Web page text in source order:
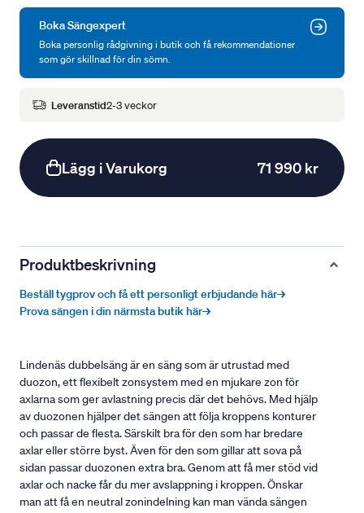
Boka Sängexpert
Boka personlig rådgivning i butik och få rekommendationer
som gör skillnad för din sömn.
Leveranstid2-3 veckor
Lägg i Varukorg 71 990 kr
Produktbeskrivning
Beställ tygprov och få ett personligt erbjudande här→
Prova sängen i din närmsta butik här→
Lindenäs dubbelsäng är en säng som är utrustad med
duozon, ett flexibelt zonsystem med en mjukare zon för
axlarna som ger avlastning precis där det behövs. Med hjälp
av duozonen hjälper det sängen att följa kroppens konturer
och passar de flesta. Särskilt bra för den som har bredare
axlar eller större byst. Även för den som gillar att sova på
sidan passar duozonen extra bra. Genom att få mer stöd vid
axlar och nacke får du mer avslappning i kroppen. Önskar
man att få en neutral zonindelning kan man vända sängen